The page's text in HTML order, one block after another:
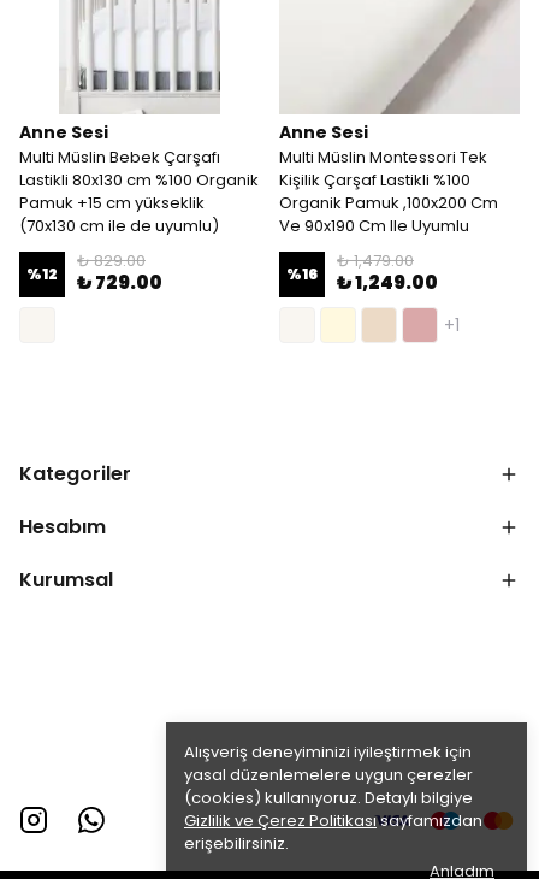
Alışveriş deneyiminizi iyileştirmek için
yasal düzenlemelere uygun çerezler
(cookies) kullanıyoruz. Detaylı bilgiye
Gizlilik ve Çerez Politikasısayfamızdan
erişebilirsiniz.
Anladım
Anne Sesi
Multi Müslin Bebek Çarşafı
Lastikli 80x130 cm %100 Organik
Pamuk +15 cm yükseklik
(70x130 cm ile de uyumlu)
%12
₺ 829.00
₺ 729.00
Anne Sesi
Multi Müslin Montessori Tek
Kişilik Çarşaf Lastikli %100
Organik Pamuk ,100x200 Cm
Ve 90x190 Cm Ile Uyumlu
%16
₺ 1,479.00
₺ 1,249.00
+1
Kategoriler
Hesabım
Kurumsal